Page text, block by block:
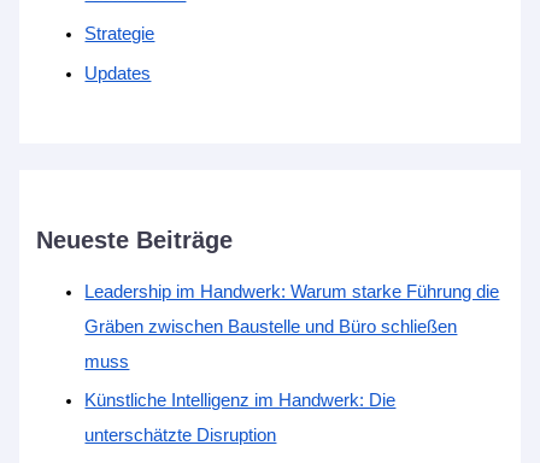
Strategie
Updates
Neueste Beiträge
Leadership im Handwerk: Warum starke Führung die
Gräben zwischen Baustelle und Büro schließen
muss
Künstliche Intelligenz im Handwerk: Die
unterschätzte Disruption